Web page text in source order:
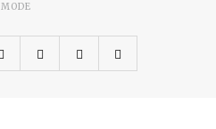
MODE